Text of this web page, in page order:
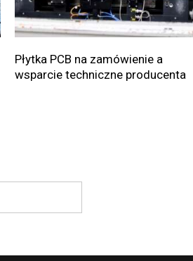
Płytka PCB na zamówienie a
wsparcie techniczne producenta